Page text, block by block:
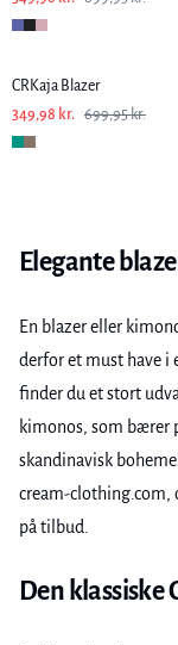
-50%
CRKaja Blazer
349,98 kr. 699,95 kr.
Elegante
En blazer eller
derfor et must have i
finder du et stort
kimonos, som bærer
skandinavisk
cream-clothing.com,
på tilbud.
Den klassiske